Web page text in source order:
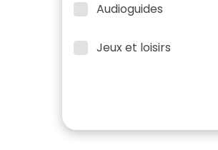
Audioguides
Jeux et loisirs